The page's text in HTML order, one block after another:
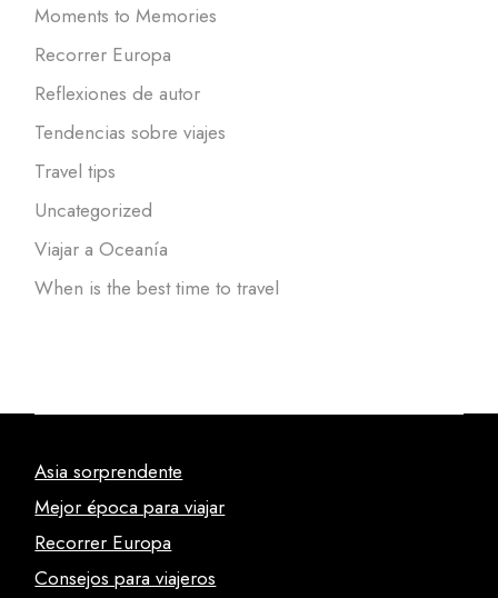
Moments to Memories
Recorrer Europa
Reflexiones de autor
Tendencias sobre viajes
Travel tips
Uncategorized
Viajar a Oceanía
When is the best time to travel
Asia sorprendente
Mejor época para viajar
Recorrer Europa
Consejos para viajeros